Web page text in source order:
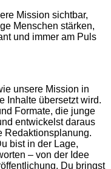
Mission sichtbar,
Menschen stärken,
und immer am Puls
unsere Mission in
Inhalte übersetzt wird.
Formate, die junge
entwickelst daraus
Redaktionsplanung.
bist in der Lage,
– von der Idee
Du bringst